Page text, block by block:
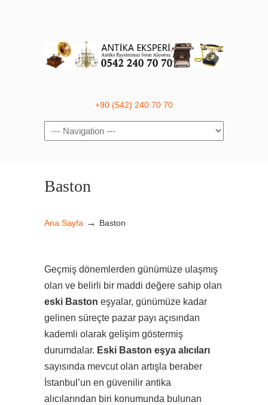
+90 (542) 240 70 70
Navigation
Baston
Ana Sayfa → Baston
Geçmiş dönemlerden günümüze ulaşmış
olan ve belirli bir maddi değere sahip olan
eski Baston eşyalar, günümüze kadar
gelinen süreçte pazar payı açısından
kademli olarak gelişim göstermiş
durumdalar. Eski Baston eşya alıcıları
sayısında mevcut olan artışla beraber
İstanbul’un en güvenilir antika
alıcılarından biri konumunda bulunan